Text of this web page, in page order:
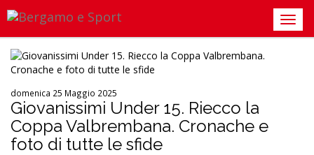
domenica 25 Maggio 2025
Giovanissimi Under 15. Riecco la
Coppa Valbrembana. Cronache e
foto di tutte le sfide